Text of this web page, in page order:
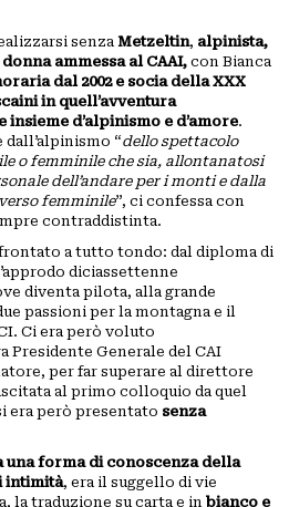
senza Metzeltin, alpinista,
ammessa al CAAI, con Bianca
dal 2002 e socia della XXX
in quell’avventura
insieme d’alpinismo e d’amore.
“dello spettacolo
o femminile che sia, allontanatosi
dell’andare per i monti e dalla
femminile”, ci confessa con
contraddistinta.
a tutto tondo: dal diploma di
diciassettenne
diventa pilota, alla grande
passioni per la montagna e il
Ci era però voluto
Presidente Generale del CAI
per far superare al direttore
al primo colloquio da quel
era però presentato senza
una forma di conoscenza della
intimità, era il suggello di vie
la traduzione su carta e in bianco e